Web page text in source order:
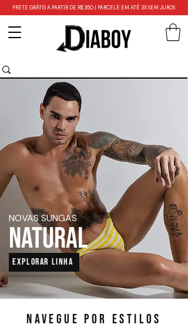
FRETE GRÁTIS A PARTIR DE R$ 350 | PARCELE EM ATÉ 3X SEM JUROS
NOVAS SUNGAS
NATURAL
EXPLORAR LINHA
NAVEGUE POR ESTILOS